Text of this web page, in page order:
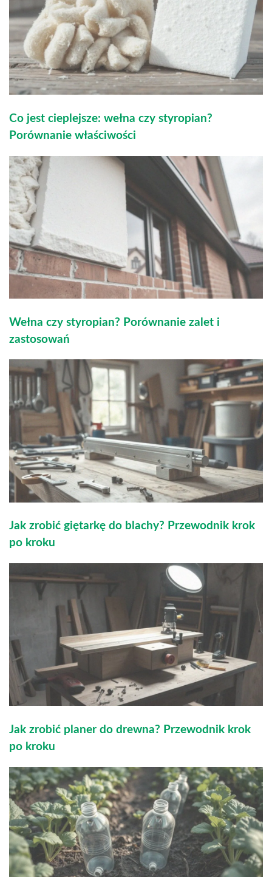
Co jest cieplejsze: wełna czy styropian?
Porównanie właściwości
Wełna czy styropian? Porównanie zalet i
zastosowań
Jak zrobić giętarkę do blachy? Przewodnik krok
po kroku
Jak zrobić planer do drewna? Przewodnik krok
po kroku